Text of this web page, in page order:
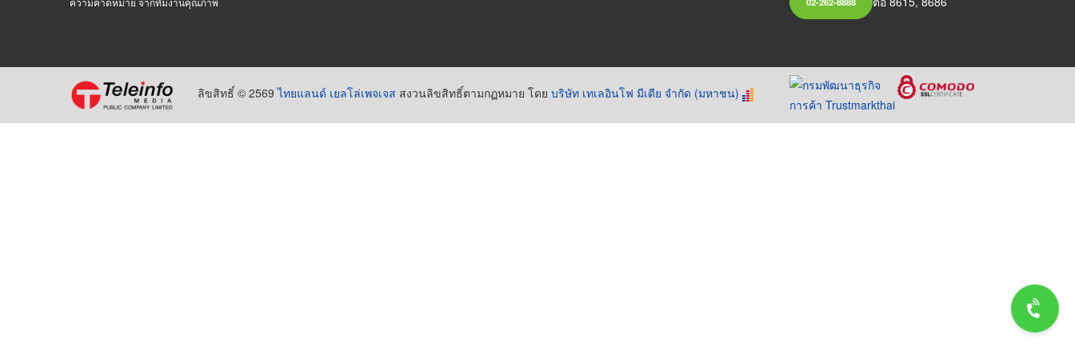
ลิขสิทธิ์ © 2569ไทยแลนด์ เยลโล่เพจเจส สงวนลิขสิทธิ์ตามกฏหมาย โดย บริษัท เทเลอินโฟ มีเดีย จำกัด (มหาชน)